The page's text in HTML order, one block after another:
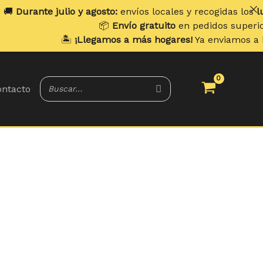
julio y agosto:envíos locales y recogidas loslunes.
Envío gratuitoen pedidos superiores a70 €.
¡Llegamos a más hogares!Ya enviamos aPortugal y